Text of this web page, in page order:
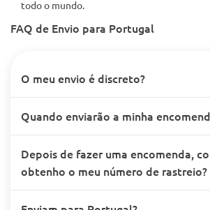
todo o mundo.
FAQ de Envio para Portugal
O meu envio é discreto?
Quando enviarão a minha
Depois de fazer uma encomenda,
obtenho o meu número de rastreio?